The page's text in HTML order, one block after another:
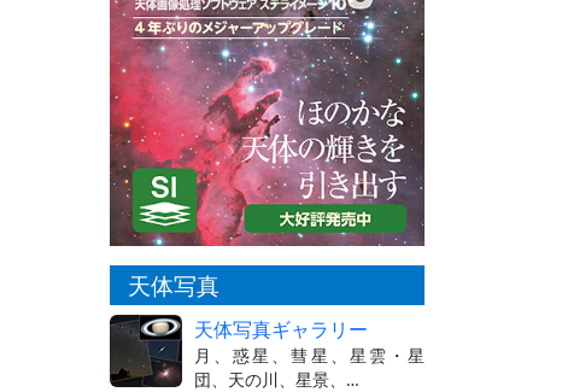
天体写真
天体写真ギャラリー
月、惑星、彗星、星雲・星
団、天の川、星景、…